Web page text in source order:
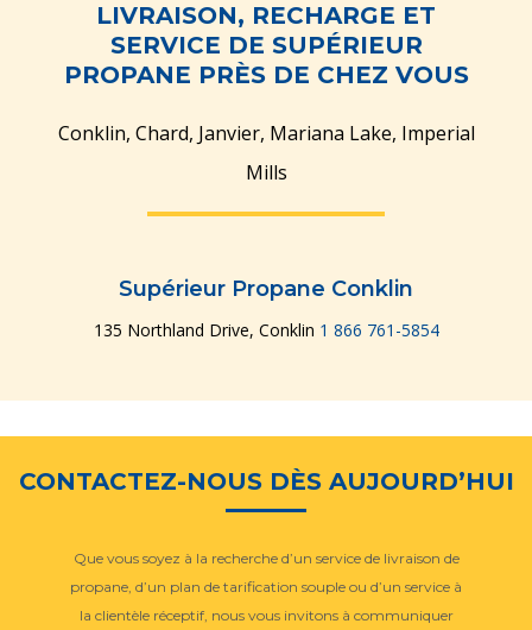
LIVRAISON, RECHARGE ET
SERVICE DE SUPÉRIEUR
PROPANE PRÈS DE CHEZ VOUS
Conklin, Chard, Janvier, Mariana Lake, Imperial
Mills
Supérieur Propane Conklin
135 Northland Drive, Conklin 1 866 761-5854
CONTACTEZ-NOUS DÈS AUJOURD’HUI
Que vous soyez à la recherche d’un service de livraison de
propane, d’un plan de tarification souple ou d’un service à
la clientèle réceptif, nous vous invitons à communiquer